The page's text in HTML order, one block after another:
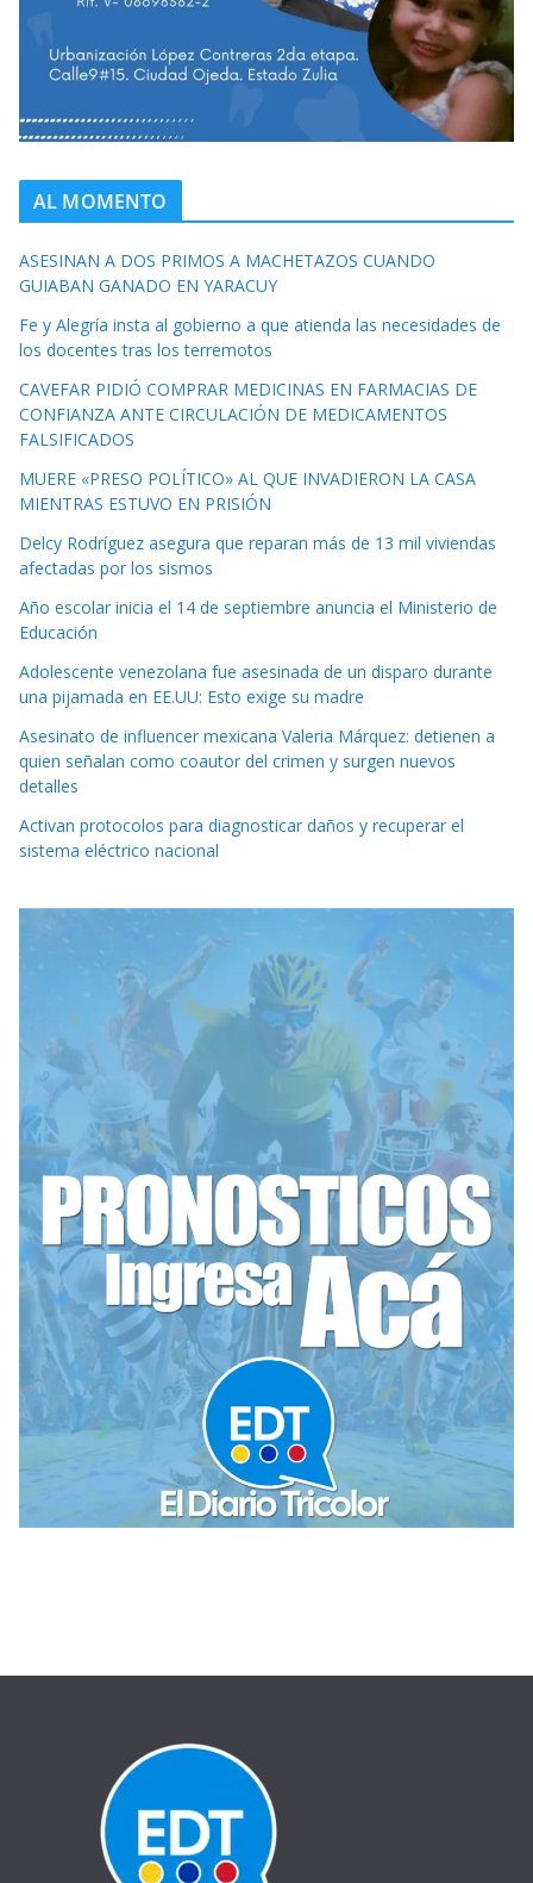
AL MOMENTO
ASESINAN A DOS PRIMOS A MACHETAZOS CUANDO
GUIABAN GANADO EN YARACUY
Fe y Alegría insta al gobierno a que atienda las necesidades de
los docentes tras los terremotos
CAVEFAR PIDIÓ COMPRAR MEDICINAS EN FARMACIAS DE
CONFIANZA ANTE CIRCULACIÓN DE MEDICAMENTOS
FALSIFICADOS
MUERE «PRESO POLÍTICO» AL QUE INVADIERON LA CASA
MIENTRAS ESTUVO EN PRISIÓN
Delcy Rodríguez asegura que reparan más de 13 mil viviendas
afectadas por los sismos
Año escolar inicia el 14 de septiembre anuncia el Ministerio de
Educación
Adolescente venezolana fue asesinada de un disparo durante
una pijamada en EE.UU: Esto exige su madre
Asesinato de influencer mexicana Valeria Márquez: detienen a
quien señalan como coautor del crimen y surgen nuevos
detalles
Activan protocolos para diagnosticar daños y recuperar el
sistema eléctrico nacional